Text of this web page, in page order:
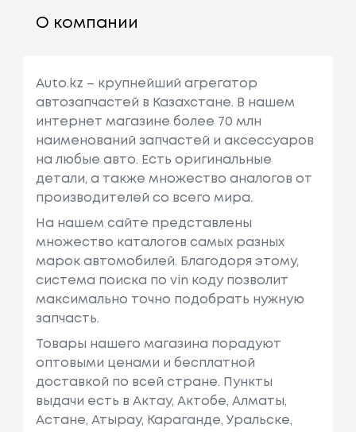
О компании
Auto.kz – крупнейший агрегатор
автозапчастей в Казахстане. В нашем
интернет магазине более 70 млн
наименований запчастей и аксессуаров
на любые авто. Есть оригинальные
детали, а также множество аналогов от
производителей со всего мира.
На нашем сайте представлены
множество каталогов самых разных
марок автомобилей. Благодоря этому,
система поиска по vin коду позволит
максимально точно подобрать нужную
запчасть.
Товары нашего магазина порадуют
оптовыми ценами и бесплатной
доставкой по всей стране. Пункты
выдачи есть в Актау, Актобе, Алматы,
Астане, Атырау, Караганде, Уральске,